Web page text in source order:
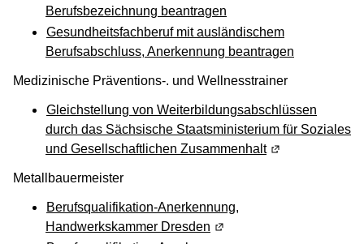
Berufsbezeichnung beantragen
Gesundheitsfachberuf mit ausländischem
Berufsabschluss, Anerkennung beantragen
Medizinische Präventions-. und Wellnesstrainer
Gleichstellung von Weiterbildungsabschlüssen
durch das Sächsische Staatsministerium für Soziales
und Gesellschaftlichen Zusammenhalt(Wird in einem
Metallbauermeister
Berufsqualifikation-Anerkennung,
Handwerkskammer Dresden (Wird in einem neuen